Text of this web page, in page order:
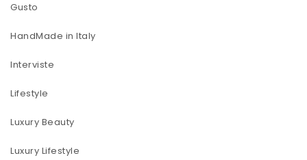
Gusto
HandMade in Italy
Interviste
Lifestyle
Luxury Beauty
Luxury Lifestyle